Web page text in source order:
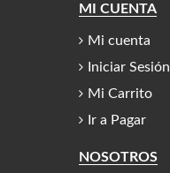
MI CUENTA
Mi cuenta
Iniciar Sesión
Mi Carrito
Ir a Pagar
NOSOTROS